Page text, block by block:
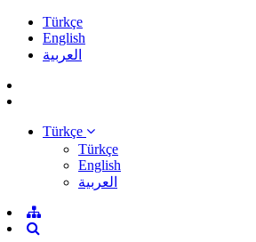
Türkçe
English
العربية
Türkçe
Türkçe
English
العربية